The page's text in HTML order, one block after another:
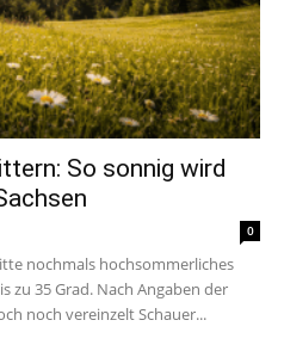
So sonnig wird
0
nochmals hochsommerliches
35 Grad. Nach Angaben der
noch vereinzelt Schauer...